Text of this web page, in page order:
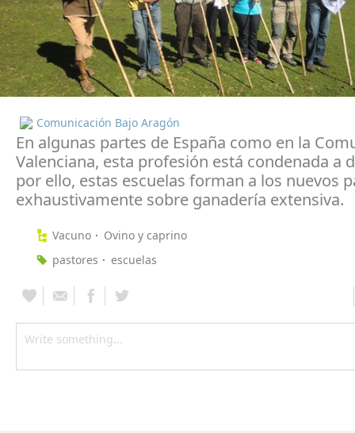
Comunicación Bajo Aragón
En algunas partes de España como en la
Valenciana, esta profesión está condenada a
por ello, estas escuelas forman a los nuevos
exhaustivamente sobre ganadería extensiva.
Vacuno
Ovino y caprino
pastores
escuelas